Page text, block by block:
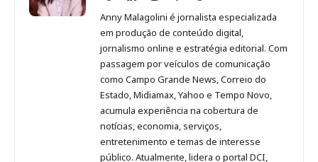
Malagolini
no
Pinterest
Malagolini
no
LinkedIn
Malagolini
no
Instagram
Malagolini
no
Facebook
de
Anny
Malagolini
Anny Malagolini é jornalista especializada
em produção de conteúdo digital,
jornalismo online e estratégia editorial. Com
passagem por veículos de comunicação
como Campo Grande News, Correio do
Estado, Midiamax, Yahoo e Tempo Novo,
acumula experiência na cobertura de
notícias, economia, serviços,
entretenimento e temas de interesse
público. Atualmente, lidera o portal DCI,